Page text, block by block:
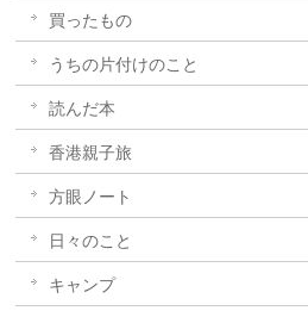
買ったもの
うちの片付けのこと
読んだ本
香港親子旅
方眼ノート
日々のこと
キャンプ